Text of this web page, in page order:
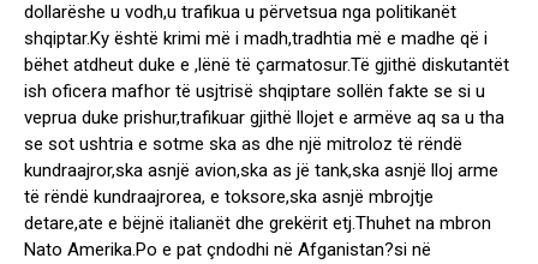
dollarëshe u vodh,u trafikua u përvetsua nga politikanët
shqiptar.Ky është krimi më i madh,tradhtia më e madhe që i
bëhet atdheut duke e ,lënë të çarmatosur.Të gjithë diskutantët
ish oficera mafhor të usjtrisë shqiptare sollën fakte se si u
veprua duke prishur,trafikuar gjithë llojet e armëve aq sa u tha
se sot ushtria e sotme ska as dhe një mitroloz të rëndë
kundraajror,ska asnjë avion,ska as jë tank,ska asnjë lloj arme
të rëndë kundraajrorea, e toksore,ska asnjë mbrojtje
detare,ate e bëjnë italianët dhe grekërit etj.Thuhet na mbron
Nato Amerika.Po e pat çndodhi në Afganistan?si në